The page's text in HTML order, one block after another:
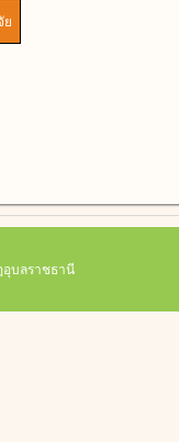
บลราชธานี